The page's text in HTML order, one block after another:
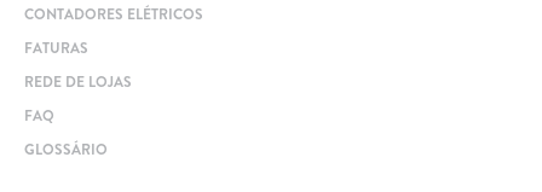
CONTADORES ELÉTRICOS
FATURAS
REDE DE LOJAS
FAQ
GLOSSÁRIO